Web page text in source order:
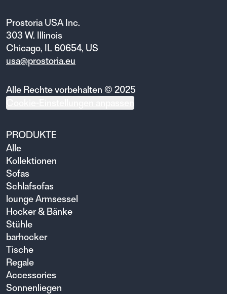
Prostoria USA Inc.
303 W. Illinois
Chicago, IL 60654, US
usa@prostoria.eu
Alle Rechte vorbehalten © 2025
PRODUKTE
Alle
Kollektionen
Sofas
Schlafsofas
lounge Armsessel
Hocker & Bänke
Stühle
barhocker
Tische
Regale
Accessories
Sonnenliegen